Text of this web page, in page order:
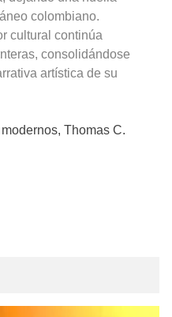
colombiano.
cultural continúa
consolidándose
artística de su
Thomas C.